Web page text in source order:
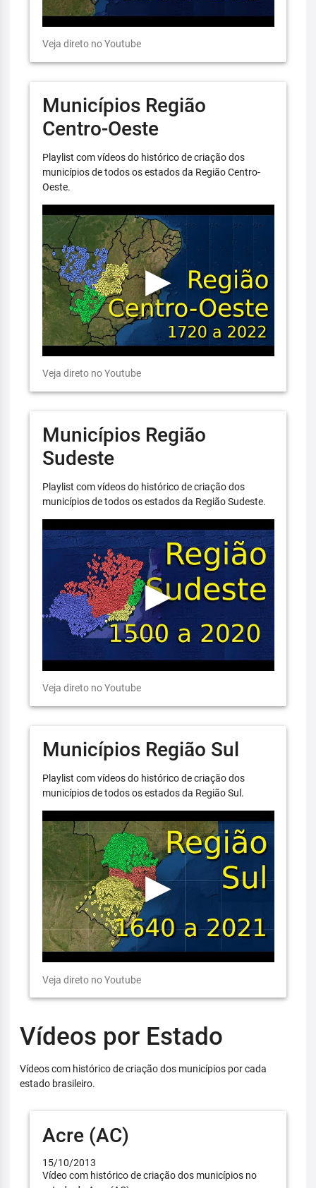
Veja direto no Youtube
Municípios Região
Centro-Oeste
Playlist com vídeos do histórico de criação dos
municípios de todos os estados da Região Centro-
Oeste.
Veja direto no Youtube
Municípios Região
Sudeste
Playlist com vídeos do histórico de criação dos
municípios de todos os estados da Região Sudeste.
Veja direto no Youtube
Municípios Região Sul
Playlist com vídeos do histórico de criação dos
municípios de todos os estados da Região Sul.
Veja direto no Youtube
Vídeos por Estado
Vídeos com histórico de criação dos municípios por cada
estado brasileiro.
Acre (AC)
15/10/2013
Vídeo com histórico de criação dos municípios no